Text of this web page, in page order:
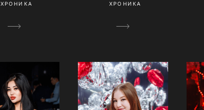
ХРОНИКА
ХРОНИКА